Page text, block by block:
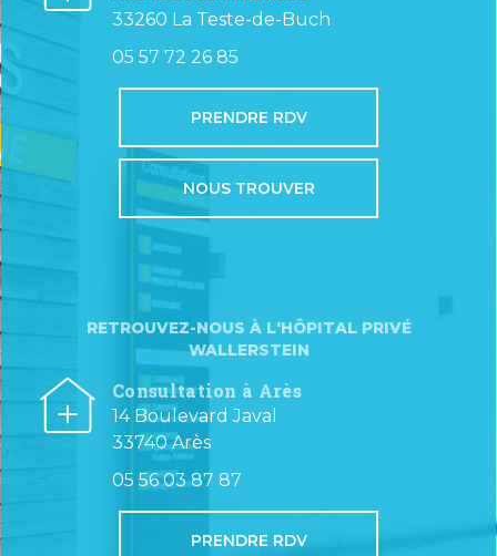
33260 La Teste-de-Buch
05 57 72 26 85
PRENDRE RDV
NOUS TROUVER
RETROUVEZ-NOUS À L'HÔPITAL PRIVÉ
WALLERSTEIN
Consultation à Arès
14 Boulevard Javal
33740 Arès
05 56 03 87 87
PRENDRE RDV